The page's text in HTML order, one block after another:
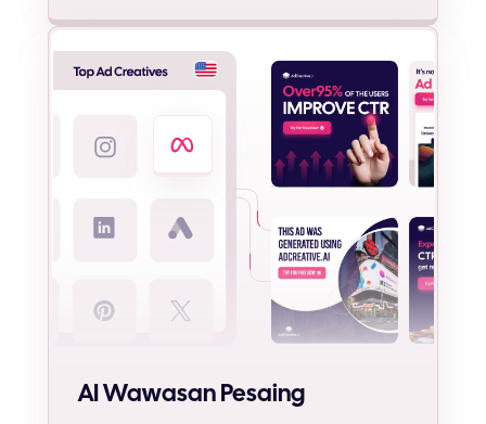
AI Wawasan Pesaing